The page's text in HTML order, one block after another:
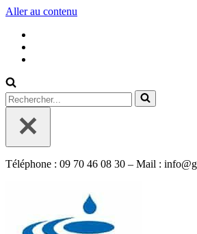
Aller au contenu
Rechercher...
Téléphone : 09 70 46 08 30 – Mail :